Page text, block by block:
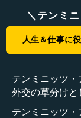
＼テンミ
人生＆仕事に
テンミニッツ・
外交の草分け
テンミニッツ・